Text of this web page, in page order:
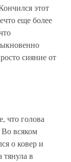
этот
еще более
сияние от
что голова
Во всяком
о ковер и
тянула в